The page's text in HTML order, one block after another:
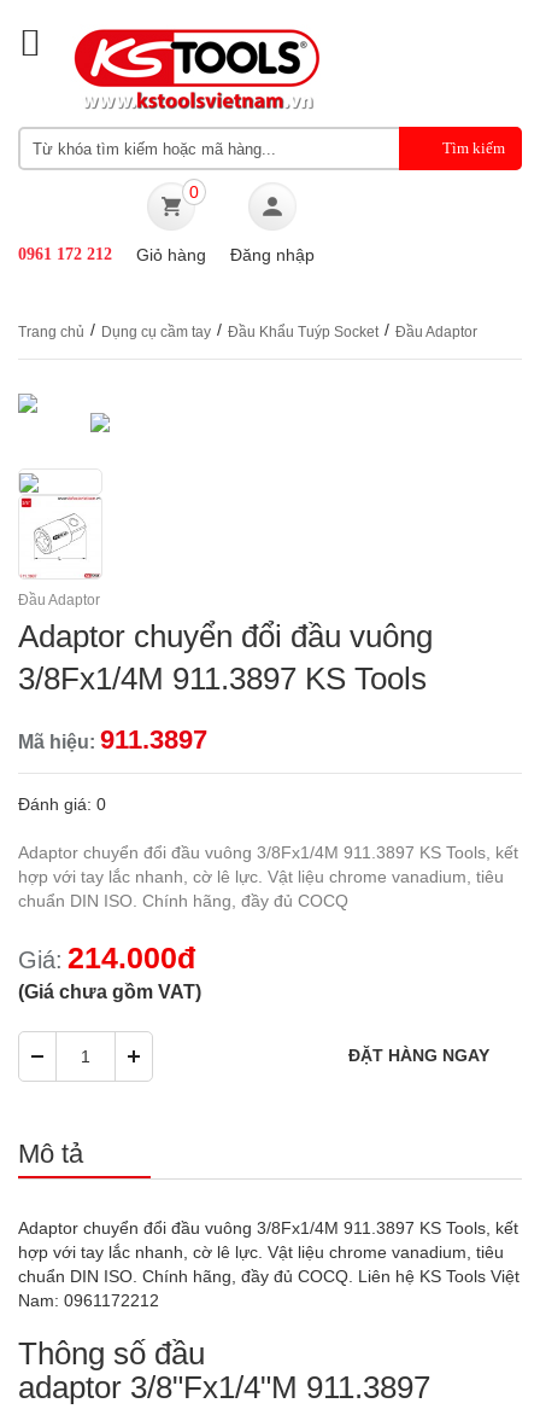
0961 172 212
0
Giỏ hàng Đăng nhập
Trang chủ / Dụng cụ cầm tay / Đầu Khẩu Tuýp Socket / Đầu Adaptor
Đầu Adaptor
Adaptor chuyển đổi đầu vuông
3/8Fx1/4M 911.3897 KS Tools
Mã hiệu: 911.3897
Đánh giá: 0
Adaptor chuyển đổi đầu vuông 3/8Fx1/4M 911.3897 KS Tools, kết
hợp với tay lắc nhanh, cờ lê lực. Vật liệu chrome vanadium, tiêu
chuẩn DIN ISO. Chính hãng, đầy đủ COCQ
Giá: 214.000đ
(Giá chưa gồm VAT)
Mô tả
Adaptor chuyển đổi đầu vuông 3/8Fx1/4M 911.3897 KS Tools, kết
hợp với tay lắc nhanh, cờ lê lực. Vật liệu chrome vanadium, tiêu
chuẩn DIN ISO. Chính hãng, đầy đủ COCQ. Liên hệ KS Tools Việt
Nam: 0961172212
Thông số đầu
adaptor 3/8"Fx1/4"M 911.3897